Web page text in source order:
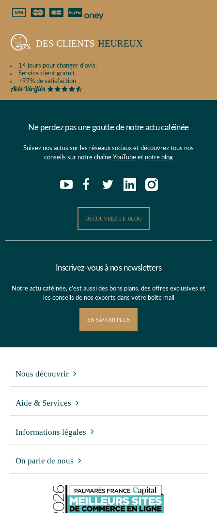
DES CLIENTS HEUREUX
14 jours pour changer d'avis.
Service client gratuit.
+97% de satisfaction
Ne perdez pas une goutte de notre actu caféinée
Suivez nos actus sur les réseaux sociaux et découvrez tous nos
conseils sur notre chaîne YouTube et notre blog
DÉCOUVREZ LE BLOG
Inscrivez-vous à nos newsletters
Notre actu caféinée, c’est aussi des bons plans, des offres exclusives et
les conseils de nos experts dans votre boîte mail
EN SAVOIR PLUS
Nous découvrir
Aide & Services
Informations légales
On parle de nous